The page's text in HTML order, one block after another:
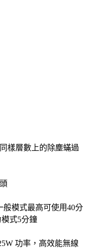
樣層數上的除塵蟎過
般模式最高可使用40分
式5分鐘
功率，高效能無線